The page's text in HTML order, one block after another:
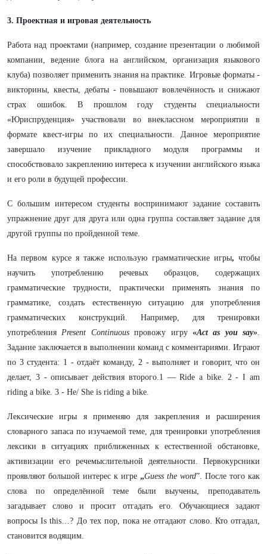
3. Проектная и игровая деятельность
Работа над проектами (например, создание презентации о любимой
компании, ведение блога на английском, организация языкового
клуба) позволяет применить знания на практике. Игровые форматы -
викторины, квесты, дебаты - повышают вовлечённость и снижают
страх ошибок. В прошлом году студенты специальности
«Юриспруденция» участвовали во внеклассном мероприятии в
формате квест-игры по их специальности. Данное мероприятие
завершало изучение прикладного модуля программы и
способствовало закреплению интереса к изучении английского языка
и его роли в будущей профессии.
С большим интересом студенты воспринимают задание составить
упражнение друг для друга или одна группа составляет задание для
другой группы по пройденной теме.
На первом курсе я также использую грамматические игры, чтобы
научить употреблению речевых образцов, содержащих
грамматические трудности, практически применять знания по
грамматике, создать естественную ситуацию для употребления
грамматических конструкций. Например, для тренировки
употребленияPresent Continuousпровожу игру«Act as you saу».
Задание заключается в выполнении команд с комментариями. Играют
по 3 студента: 1 - отдаёт команду, 2 - выполняет и говорит, что он
делает, 3 - описывает действия второго.1 — Ride a bike. 2 - I am
riding a bike. 3 - He/ She is riding a bike.
Лексические игры я применяю для закрепления и расширения
словарного запаса по изучаемой теме, для тренировки употребления
лексики в ситуациях приближенных к естественной обстановке,
активизации его речемыслительной деятельности. Первокурсники
проявляют большой интерес к игре „Guess the word”. После того как
слова по определённой теме были выучены, преподаватель
загадывает слово и просит отгадать его. Обучающиеся задают
вопросы Is this…? До тех пор, пока не отгадают слово. Кто отгадал,
становится водящим.